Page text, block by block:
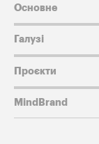
Основне
Галузі
Проєкти
MindBrand